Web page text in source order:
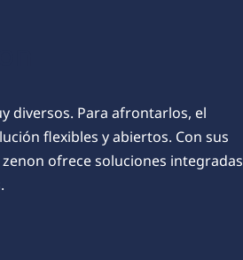
diversos. Para afrontarlos, el
flexibles y abiertos. Con sus
ofrece soluciones integradas